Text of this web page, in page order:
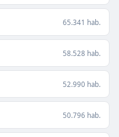
65.341 hab.
58.528 hab.
52.990 hab.
50.796 hab.